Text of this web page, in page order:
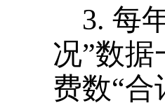
3.每
况”数
费数“合